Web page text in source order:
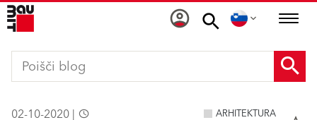
02-10-2020 |
ARHITEKTURA